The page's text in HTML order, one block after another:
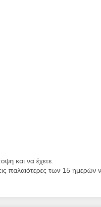
και να έχετε.
παλαιότερες των 15 ημερών